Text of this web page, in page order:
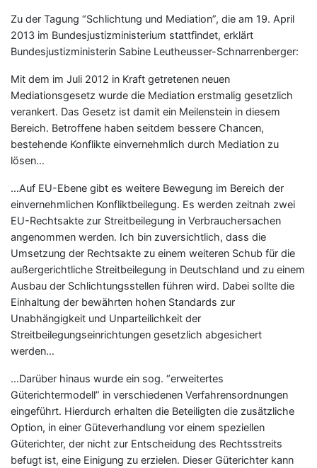
Zu der Tagung “Schlichtung und Mediation”, die am 19. April
2013 im Bundesjustizministerium stattfindet, erklärt
Bundesjustizministerin Sabine Leutheusser-Schnarrenberger:
Mit dem im Juli 2012 in Kraft getretenen neuen
Mediationsgesetz wurde die Mediation erstmalig gesetzlich
verankert. Das Gesetz ist damit ein Meilenstein in diesem
Bereich. Betroffene haben seitdem bessere Chancen,
bestehende Konflikte einvernehmlich durch Mediation zu
lösen…
…Auf EU-Ebene gibt es weitere Bewegung im Bereich der
einvernehmlichen Konfliktbeilegung. Es werden zeitnah zwei
EU-Rechtsakte zur Streitbeilegung in Verbrauchersachen
angenommen werden. Ich bin zuversichtlich, dass die
Umsetzung der Rechtsakte zu einem weiteren Schub für die
außergerichtliche Streitbeilegung in Deutschland und zu einem
Ausbau der Schlichtungsstellen führen wird. Dabei sollte die
Einhaltung der bewährten hohen Standards zur
Unabhängigkeit und Unparteilichkeit der
Streitbeilegungseinrichtungen gesetzlich abgesichert
werden…
…Darüber hinaus wurde ein sog. “erweitertes
Güterichtermodell” in verschiedenen Verfahrensordnungen
eingeführt. Hierdurch erhalten die Beteiligten die zusätzliche
Option, in einer Güteverhandlung vor einem speziellen
Güterichter, der nicht zur Entscheidung des Rechtsstreits
befugt ist, eine Einigung zu erzielen. Dieser Güterichter kann